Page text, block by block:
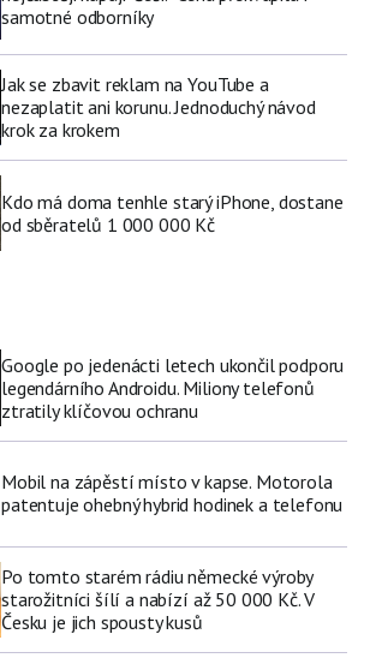
samotné odborníky
Jak se zbavit reklam na YouTube a
nezaplatit ani korunu. Jednoduchý návod
krok za krokem
Kdo má doma tenhle starý iPhone, dostane
od sběratelů 1 000 000 Kč
Google po jedenácti letech ukončil podporu
legendárního Androidu. Miliony telefonů
ztratily klíčovou ochranu
Mobil na zápěstí místo v kapse. Motorola
patentuje ohebný hybrid hodinek a telefonu
Po tomto starém rádiu německé výroby
starožitníci šílí a nabízí až 50 000 Kč. V
Česku je jich spousty kusů